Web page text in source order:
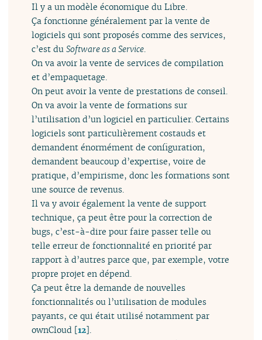
Il y a un modèle économique du Libre.
Ça fonctionne généralement par la vente de
logiciels qui sont proposés comme des services,
c’est duSoftware as a Service
On va avoir la vente de services de compilation
et d’empaquetage.
On peut avoir la vente de prestations de conseil.
On va avoir la vente de formations sur
l’utilisation d’un logiciel en particulier. Certains
logiciels sont particulièrement costauds et
demandent énormément de configuration,
demandent beaucoup d’expertise, voire de
pratique, d’empirisme, donc les formations sont
une source de revenus.
Il va y avoir également la vente de support
technique, ça peut être pour la correction de
bugs, c’est-à-dire pour faire passer telle ou
telle erreur de fonctionnalité en priorité par
rapport à d’autres parce que, par exemple, votre
propre projet en dépend.
Ça peut être la demande de nouvelles
fonctionnalités ou l’utilisation de modules
payants, ce qui était utilisé notamment par
ownCloud [12]